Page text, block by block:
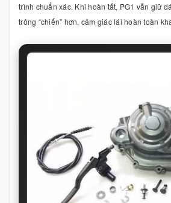
trình chuẩn xác. Khi hoàn tất, PG1 vẫn giữ
trông “chiến” hơn, cảm giác lái hoàn toàn